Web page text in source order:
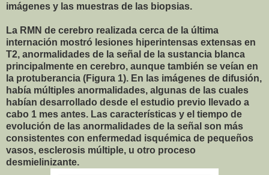
imágenes y las muestras de las biopsias.
La RMN de cerebro realizada cerca de la última
internación mostró lesiones hiperintensas extensas en
T2, anormalidades de la señal de la sustancia blanca
principalmente en cerebro, aunque también se veían en
la protuberancia (Figura 1). En las imágenes de difusión,
había múltiples anormalidades, algunas de las cuales
habían desarrollado desde el estudio previo llevado a
cabo 1 mes antes. Las características y el tiempo de
evolución de las anormalidades de la señal son más
consistentes con enfermedad isquémica de pequeños
vasos, esclerosis múltiple, u otro proceso
desmielinizante.